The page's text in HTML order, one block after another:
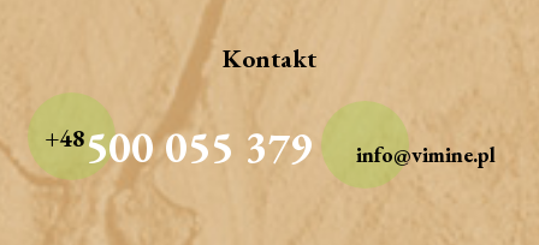
Kontakt
+48500 055 379 info@vimine.pl